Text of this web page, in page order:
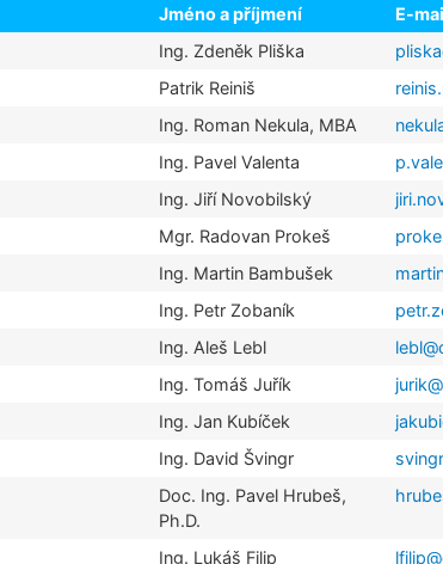
Jméno a příjmení E-
Ing. Zdeněk Pliška
Patrik Reiniš
Ing. Roman Nekula, MBA
Ing. Pavel Valenta
Ing. Jiří Novobilský
Mgr. Radovan Prokeš
Ing. Martin Bambušek
Ing. Petr Zobaník
Ing. Aleš Lebl
Ing. Tomáš Juřík
Ing. Jan Kubíček
Ing. David Švingr
Doc. Ing. Pavel Hrubeš,
Ph.D.
Ing. Lukáš Filip